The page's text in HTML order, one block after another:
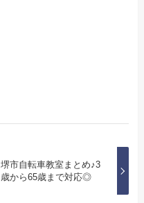
堺市自転車教室まとめ♪3
歳から65歳まで対応◎